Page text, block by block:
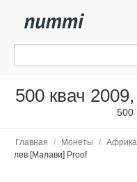
500 квач
500
Главная / Монеты / Африка
лев [Малави] Proof